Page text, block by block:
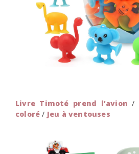
Livre Timoté prend l’avion /
coloré/ Jeu à ventouses